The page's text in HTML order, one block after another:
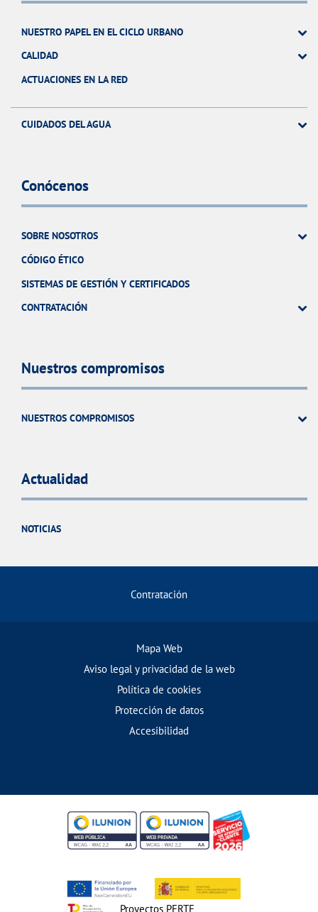
NUESTRO PAPEL EN EL CICLO URBANO
CALIDAD
ACTUACIONES EN LA RED
CUIDADOS DEL AGUA
Conócenos
SOBRE NOSOTROS
CÓDIGO ÉTICO
SISTEMAS DE GESTIÓN Y CERTIFICADOS
CONTRATACIÓN
Nuestros compromisos
NUESTROS COMPROMISOS
Actualidad
NOTICIAS
Contratación
Mapa Web
Aviso legal y privacidad de la web
Política de cookies
Protección de datos
Accesibilidad
Proyectos PERTE